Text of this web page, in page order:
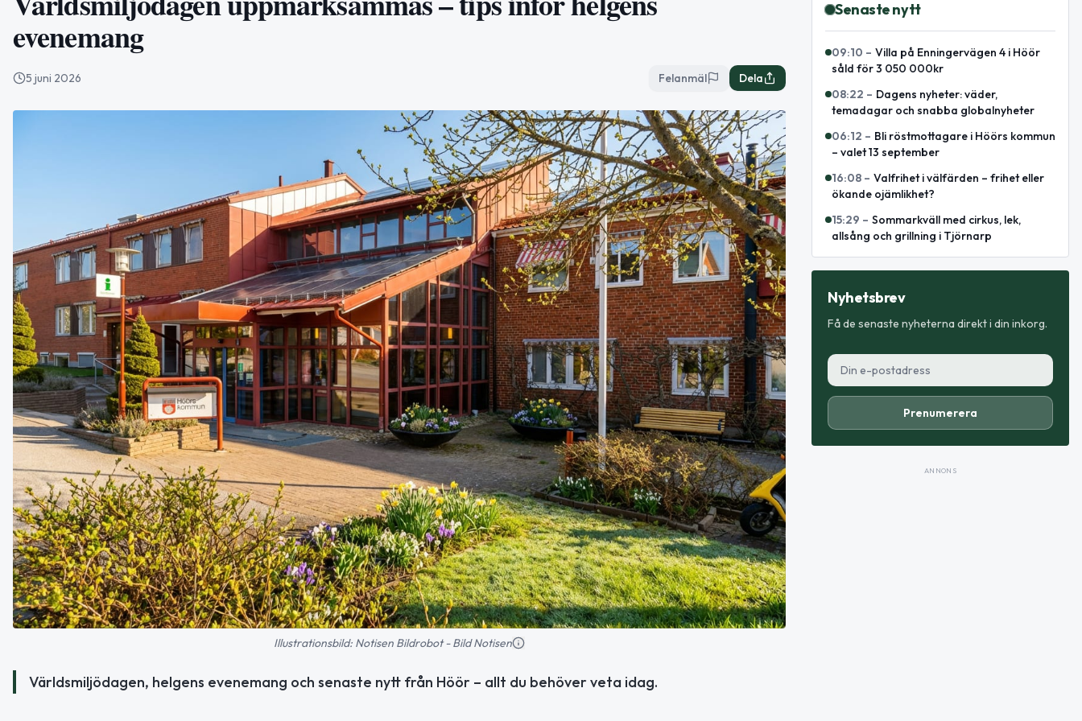
evenemang
5 juni 2026 Felanmäl Dela
Illustrationsbild: Notisen Bildrobot - Bild Notisen
Världsmiljödagen, helgens evenemang och senaste nytt från Höör – allt du behöver veta idag.
Senaste nytt
09:10 – Villa på Enningervägen 4 i Höör
såld för 3 050 000kr
08:22 – Dagens nyheter: väder,
temadagar och snabba globalnyheter
06:12 – Bli röstmottagare i Höörs kommun
– valet 13 september
16:08 – Valfrihet i välfärden – frihet eller
ökande ojämlikhet?
15:29 – Sommarkväll med cirkus, lek,
allsång och grillning i Tjörnarp
Nyhetsbrev
Få de senaste nyheterna direkt i din inkorg.
Prenumerera
ANNONS